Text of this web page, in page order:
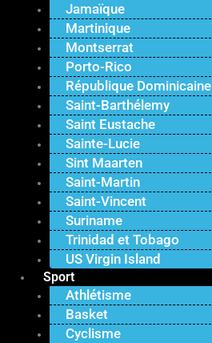
Jamaïque
Martinique
Montserrat
Porto-Rico
République Dominicaine
Saint-Barthélemy
Saint Eustache
Sainte-Lucie
Sint Maarten
Saint-Martin
Saint-Vincent
Suriname
Trinidad et Tobago
US Virgin Island
Sport
Athlétisme
Basket
Cyclisme